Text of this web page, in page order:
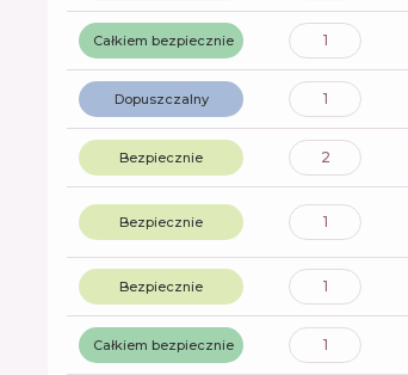
Całkiem bezpiecznie 1
Dopuszczalny 1
Bezpiecznie 2
Bezpiecznie 1
Bezpiecznie 1
Całkiem bezpiecznie 1